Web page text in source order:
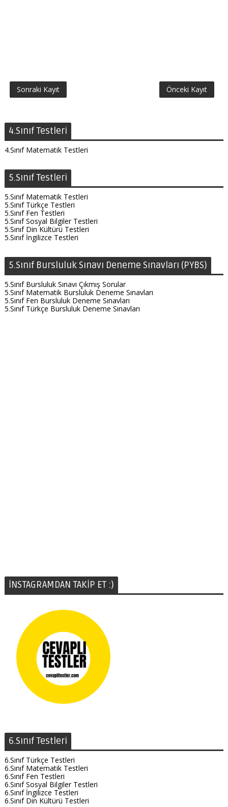
Sonraki Kayıt Önceki Kayıt
4.Sınıf Testleri
4.Sınıf Matematik Testleri
5.Sınıf Testleri
5.Sınıf Matematik Testleri
5.Sınıf Türkçe Testleri
5.Sınıf Fen Testleri
5.Sınıf Sosyal Bilgiler Testleri
5.Sınıf Din Kültürü Testleri
5.Sınıf İngilizce Testleri
5.Sınıf Bursluluk Sınavı Deneme Sınavları (PYBS)
5.Sınıf Bursluluk Sınavı Çıkmış Sorular
5.Sınıf Matematik Bursluluk Deneme Sınavları
5.Sınıf Fen Bursluluk Deneme Sınavları
5.Sınıf Türkçe Bursluluk Deneme Sınavları
İNSTAGRAMDAN TAKİP ET :)
6.Sınıf Testleri
6.Sınıf Türkçe Testleri
6.Sınıf Matematik Testleri
6.Sınıf Fen Testleri
6.Sınıf Sosyal Bilgiler Testleri
6.Sınıf İngilizce Testleri
6.Sınıf Din Kültürü Testleri